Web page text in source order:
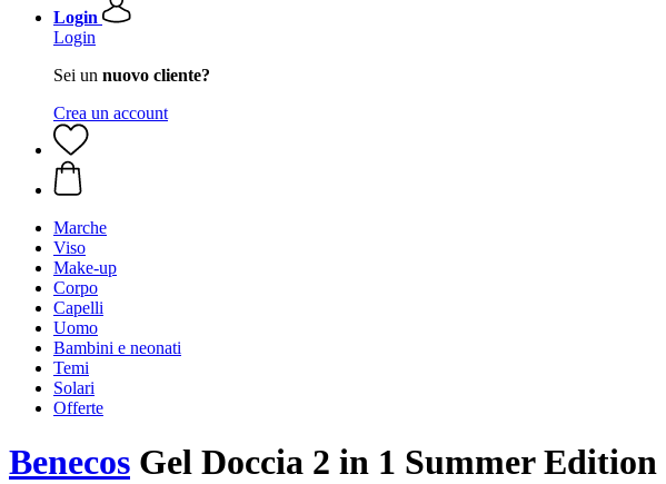
Login
Login
Sei un nuovo cliente?
Crea un account
Marche
Viso
Make-up
Corpo
Capelli
Uomo
Bambini e neonati
Temi
Solari
Offerte
Benecos Gel Doccia 2 in 1 Summer